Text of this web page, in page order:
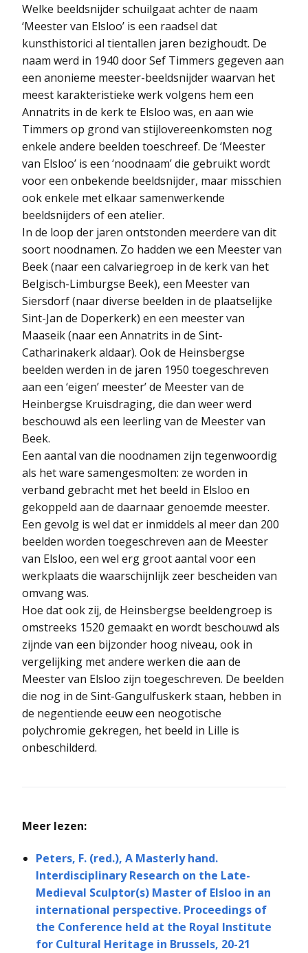
Welke beeldsnijder schuilgaat achter de naam
‘Meester van Elsloo’ is een raadsel dat
kunsthistorici al tientallen jaren bezighoudt. De
naam werd in 1940 door Sef Timmers gegeven aan
een anonieme meester-beeldsnijder waarvan het
meest karakteristieke werk volgens hem een
Annatrits in de kerk te Elsloo was, en aan wie
Timmers op grond van stijlovereenkomsten nog
enkele andere beelden toeschreef. De ‘Meester
van Elsloo’ is een ‘noodnaam’ die gebruikt wordt
voor een onbekende beeldsnijder, maar misschien
ook enkele met elkaar samenwerkende
beeldsnijders of een atelier.
In de loop der jaren ontstonden meerdere van dit
soort noodnamen. Zo hadden we een Meester van
Beek (naar een calvariegroep in de kerk van het
Belgisch-Limburgse Beek), een Meester van
Siersdorf (naar diverse beelden in de plaatselijke
Sint-Jan de Doperkerk) en een meester van
Maaseik (naar een Annatrits in de Sint-
Catharinakerk aldaar). Ook de Heinsbergse
beelden werden in de jaren 1950 toegeschreven
aan een ‘eigen’ meester’ de Meester van de
Heinbergse Kruisdraging, die dan weer werd
beschouwd als een leerling van de Meester van
Beek.
Een aantal van die noodnamen zijn tegenwoordig
als het ware samengesmolten: ze worden in
verband gebracht met het beeld in Elsloo en
gekoppeld aan de daarnaar genoemde meester.
Een gevolg is wel dat er inmiddels al meer dan 200
beelden worden toegeschreven aan de Meester
van Elsloo, een wel erg groot aantal voor een
werkplaats die waarschijnlijk zeer bescheiden van
omvang was.
Hoe dat ook zij, de Heinsbergse beeldengroep is
omstreeks 1520 gemaakt en wordt beschouwd als
zijnde van een bijzonder hoog niveau, ook in
vergelijking met andere werken die aan de
Meester van Elsloo zijn toegeschreven. De beelden
die nog in de Sint-Gangulfuskerk staan, hebben in
de negentiende eeuw een neogotische
polychromie gekregen, het beeld in Lille is
onbeschilderd.
Meer lezen:
Peters, F. (red.), A Masterly hand.
Interdisciplinary Research on the Late-
Medieval Sculptor(s) Master of Elsloo in an
international perspective. Proceedings of
the Conference held at the Royal Institute
for Cultural Heritage in Brussels, 20-21